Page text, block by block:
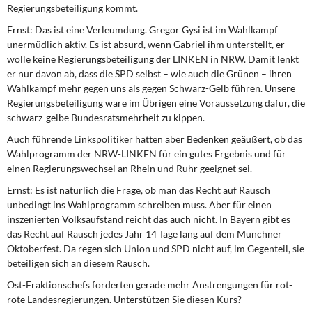
Regierungsbeteiligung kommt.
Ernst: Das ist eine Verleumdung. Gregor Gysi ist im Wahlkampf
unermüdlich aktiv. Es ist absurd, wenn Gabriel ihm unterstellt, er
wolle keine Regierungsbeteiligung der LINKEN in NRW. Damit lenkt
er nur davon ab, dass die SPD selbst – wie auch die Grünen – ihren
Wahlkampf mehr gegen uns als gegen Schwarz-Gelb führen. Unsere
Regierungsbeteiligung wäre im Übrigen eine Voraussetzung dafür, die
schwarz-gelbe Bundesratsmehrheit zu kippen.
Auch führende Linkspolitiker hatten aber Bedenken geäußert, ob das
Wahlprogramm der NRW-LINKEN für ein gutes Ergebnis und für
einen Regierungswechsel an Rhein und Ruhr geeignet sei.
Ernst: Es ist natürlich die Frage, ob man das Recht auf Rausch
unbedingt ins Wahlprogramm schreiben muss. Aber für einen
inszenierten Volksaufstand reicht das auch nicht. In Bayern gibt es
das Recht auf Rausch jedes Jahr 14 Tage lang auf dem Münchner
Oktoberfest. Da regen sich Union und SPD nicht auf, im Gegenteil, sie
beteiligen sich an diesem Rausch.
Ost-Fraktionschefs forderten gerade mehr Anstrengungen für rot-
rote Landesregierungen. Unterstützen Sie diesen Kurs?